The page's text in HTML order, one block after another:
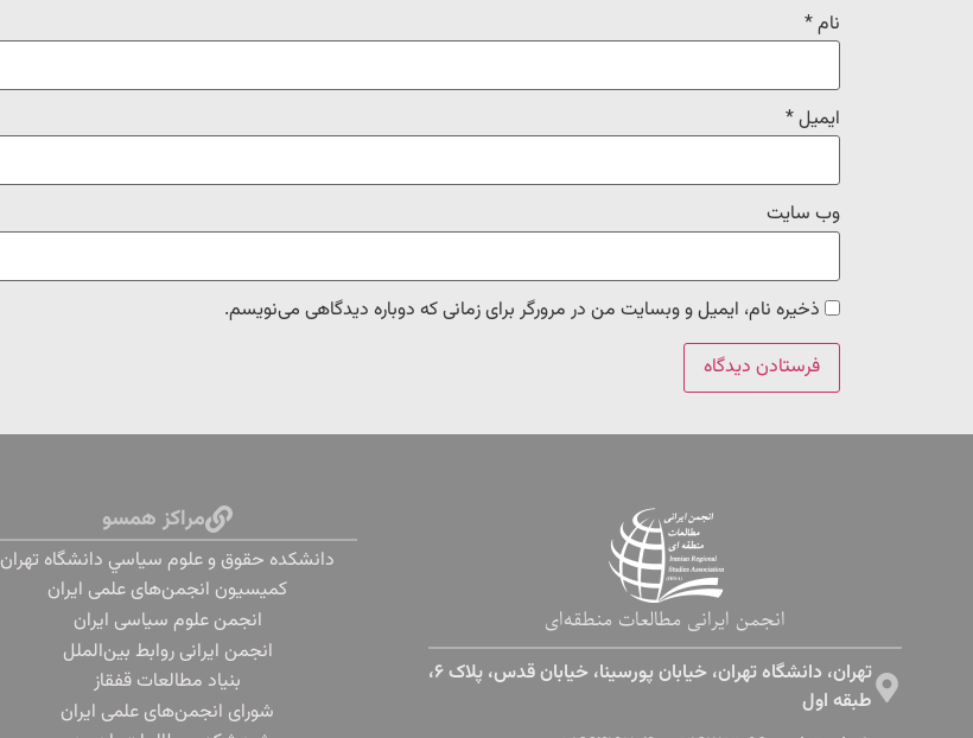
نام*
ایمیل*
وب‌ سایت
ذخیره نام، ایمیل و وبسایت من در مرورگر برای زمانی که دوباره دیدگاهی می‌نویسم.
انجمن ایرانی مطالعات منطقه‌ای
تهران، دانشگاه تهران، خیابان پورسینا، خیابان قدس، پلاک ۶،
طبقه اول​
مراکز همسو
دانشكده حقوق و علوم سياسي دانشگاه تهران
کمیسیون انجمن‌های علمی ایران
انجمن علوم سیاسی ایران
انجمن ایرانی روابط بین‌الملل
بنياد مطالعات قفقاز
شورای انجمن‌های علمی ایران